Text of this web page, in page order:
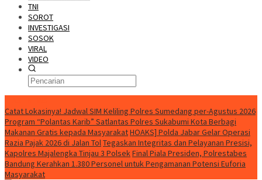
TNI
SOROT
INVESTIGASI
SOSOK
VIRAL
VIDEO
Catat Lokasinya! Jadwal SIM Keliling Polres Sumedang per-Agustus 2026
Program “Polantas Karib” Satlantas Polres Sukabumi Kota Berbagi
Makanan Gratis kepada MasyarakatHOAKS] Polda Jabar Gelar Operasi
Razia Pajak 2026 di Jalan TolTegaskan Integritas dan Pelayanan Presisi,
Kapolres Majalengka Tinjau 3 PolsekFinal Piala Presiden, Polrestabes
Bandung Kerahkan 1.380 Personel untuk Pengamanan Potensi Euforia
Masyarakat